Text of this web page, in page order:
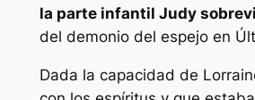
la parte infantil Judy
del demonio del espejo en
Dada la capacidad de